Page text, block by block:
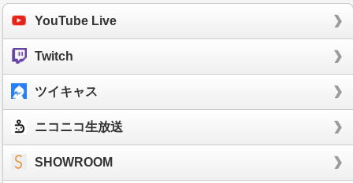
YouTube Live
Twitch
ツイキャス
ニコニコ生放送
SHOWROOM